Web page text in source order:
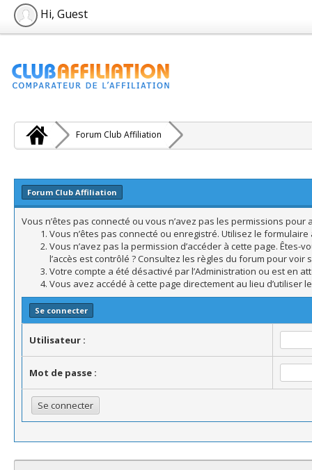
Hi, Guest
Forum Club Affiliation
Forum Club Affiliation
Vous n’êtes pas connecté ou vous n’avez pas les permissions
Vous n’êtes pas connecté ou enregistré. Utilisez le
Vous n’avez pas la permission d’accéder à cette page. Êtes-
l’accès est contrôlé ? Consultez les règles du forum pour
Votre compte a été désactivé par l’Administration ou est en
Vous avez accédé à cette page directement au lieu d’utiliser
Se connecter
Utilisateur :
Mot de passe :